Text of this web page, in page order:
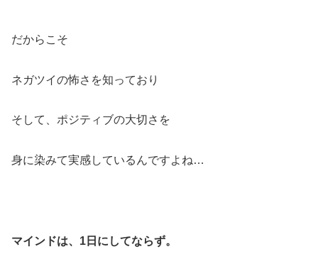
だからこそ
ネガツイの怖さを知っており
そして、ポジティブの大切さを
身に染みて実感しているんですよね…
マインドは、1日にしてならず。